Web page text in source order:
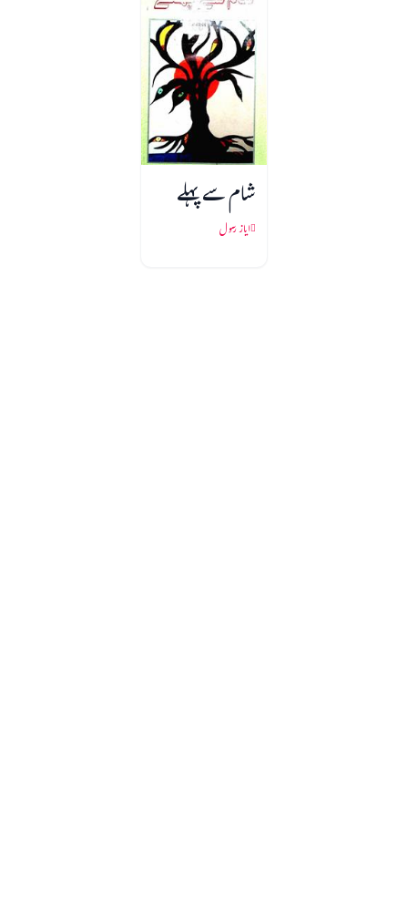
شام سے پہلے
ایاز رسول